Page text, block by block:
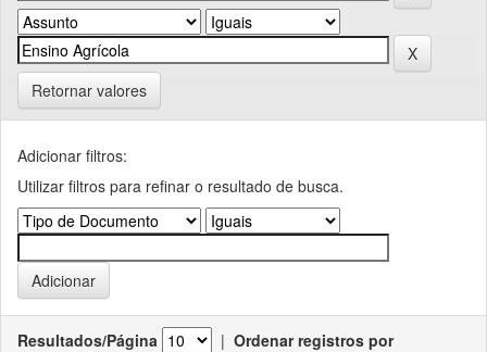
Retornar valores
Adicionar filtros:
Utilizar filtros para refinar o resultado de busca.
Resultados/Página | Ordenar registros por